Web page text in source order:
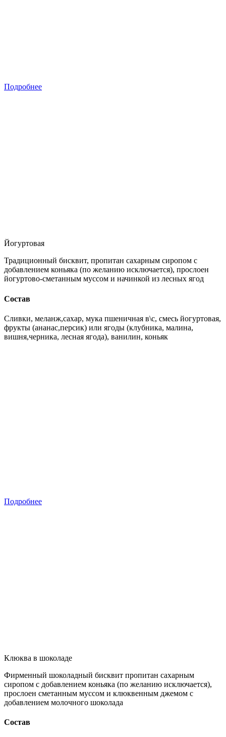
Подробнее
Йогуртовая
Традиционный бисквит, пропитан сахарным сиропом с
добавлением коньяка (по желанию исключается), прослоен
йогуртово-сметанным муссом и начинкой из лесных ягод
Состав
Сливки, меланж,сахар, мука пшеничная в\с, смесь йогуртовая,
фрукты (ананас,персик) или ягоды (клубника, малина,
вишня,черника, лесная ягода), ванилин, коньяк
Подробнее
Клюква в шоколаде
Фирменный шоколадный бисквит пропитан сахарным
сиропом с добавлением коньяка (по желанию исключается),
прослоен сметанным муссом и клюквенным джемом с
добавлением молочного шоколада
Состав